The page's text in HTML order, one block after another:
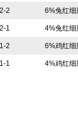
2 6%兔红细
1 4%兔红细
2 6%鸡红细
1 4%鸡红细